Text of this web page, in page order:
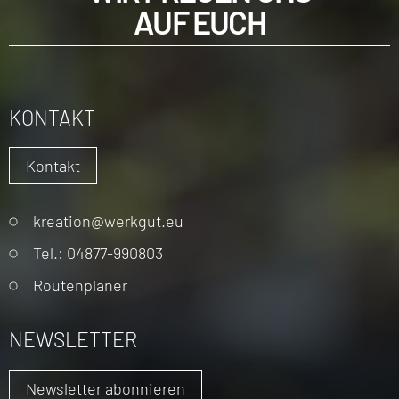
AUF EUCH
KONTAKT
Kontakt
überspringen
kreation@werkgut.eu
Tel.: 04877-990803
Routenplaner
NEWSLETTER
Newsletter abonnieren